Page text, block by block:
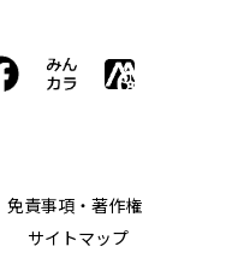
免責事項・著作権
サイトマップ